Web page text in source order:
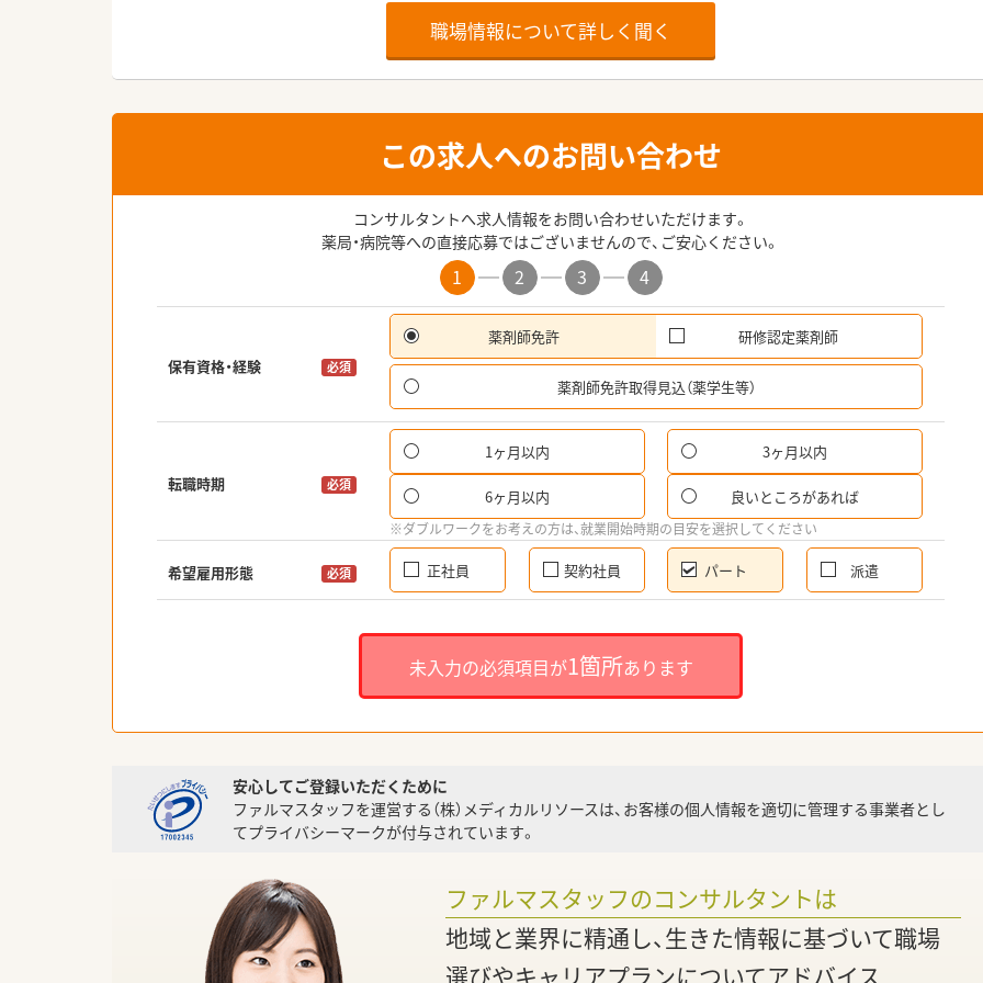
職場情報について詳しく聞く
この求人へのお問い合わせ
コンサルタントへ求人情報をお問い合わせいただけます。
薬局・病院等への直接応募ではございませんので、ご安心ください。
1 2 3 4
保有資格・経験 必須
薬剤師免許 研修認定薬剤師
薬剤師免許取得見込（薬学生等）
転職時期 必須
1ヶ月以内 3ヶ月以内
6ヶ月以内 良いところがあれば
※ダブルワークをお考えの方は、就業開始時期の目安を選択してください
希望雇用形態 必須 正社員 契約社員 パート 派遣
未入力の必須項目が1箇所あります
安心してご登録いただくために
ファルマスタッフを運営する（株）メディカルリソースは、お客様の個人情報を適切に管理する事業者とし
てプライバシーマークが付与されています。
ファルマスタッフのコンサルタントは
地域と業界に精通し、生きた情報に基づいて職場